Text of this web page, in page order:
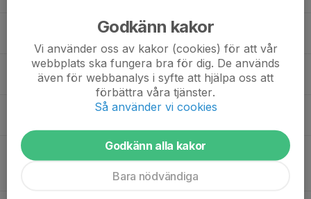
Träning
19:00
20:30
Träning
C-plan Prezero
Extraträning P10/P11
20:00
Match mot IFK Norrköping Röd
Pojkar 13 C1
Himmelstalund Norra
Godkänn kakor
Vi använder oss av kakor (cookies) för att vår
webbplats ska fungera bra för dig. De används
även för webbanalys i syfte att hjälpa oss att
förbättra våra tjänster.
Så använder vi cookies
Godkänn alla kakor
Bara nödvändiga